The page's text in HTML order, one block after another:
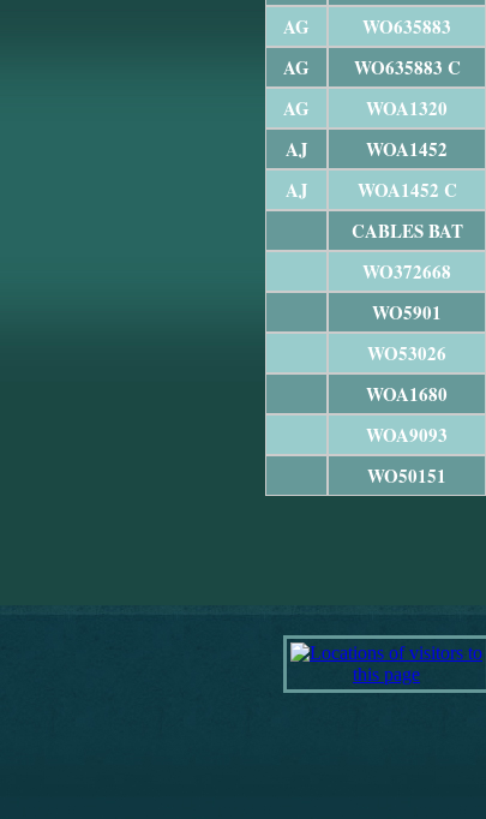
AG
WO635883
AG
WO635883 C
AG
WOA1320
AJ
WOA1452
AJ
WOA1452 C
CABLES BAT
WO372668
WO5901
WO53026
WOA1680
WOA9093
WO50151